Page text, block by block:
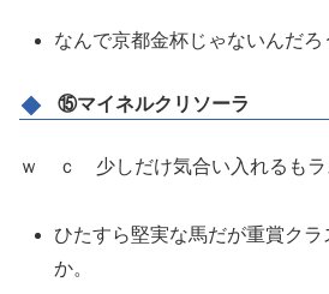
なんで京都金杯じゃないんだろ
⑮マイネルクリソーラ
ｗ ｃ 少しだけ気合い入れるもラ
ひたすら堅実な馬だが重賞ク
か。